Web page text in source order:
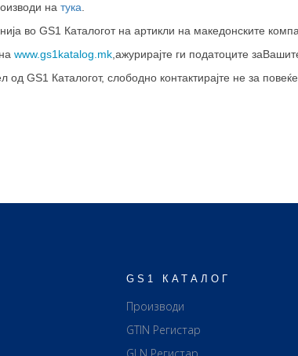
на тука
во GS1 Каталогот на артикли на македонските
www.gs1katalog.mk ,ажурирајте ги податоците
од GS1 Каталогот, слободно контактирајте не за
GS1 КАТАЛОГ
Производи
GTIN Регистар